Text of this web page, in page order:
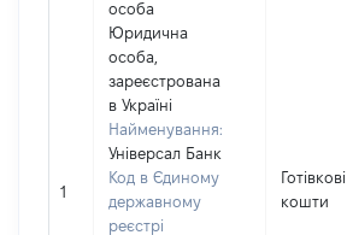
1
особа
Юридична
особа,
зареєстрована
в Україні
Найменування:
Універсал Банк
Код в Єдиному
державному
реєстрі
Готівкові
кошти